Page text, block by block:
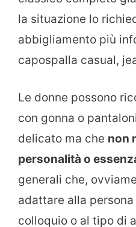
la situazione lo
abbigliamento più
capospalla casual,
Le donne possono
con gonna o
delicato ma che non
personalità o
generali che,
adattare alla
colloquio o al tipo di